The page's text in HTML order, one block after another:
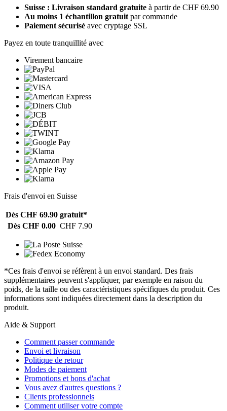
Suisse : Livraison standard gratuite à partir de CHF 69.90
Au moins 1 échantillon gratuit par commande
Paiement sécurisé avec cryptage SSL
Payez en toute tranquillité avec
Virement bancaire
Frais d'envoi en Suisse
Dès CHF 69.90 gratuit*
Dès CHF 0.00 CHF 7.90
*Ces frais d'envoi se réfèrent à un envoi standard. Des frais
supplémentaires peuvent s'appliquer, par exemple en raison du
poids, de la taille ou des caractéristiques spécifiques du produit. Ces
informations sont indiquées directement dans la description du
produit.
Aide & Support
Comment passer commande
Envoi et livraison
Politique de retour
Modes de paiement
Promotions et bons d'achat
Vous avez d'autres questions ?
Clients professionnels
Comment utiliser votre compte